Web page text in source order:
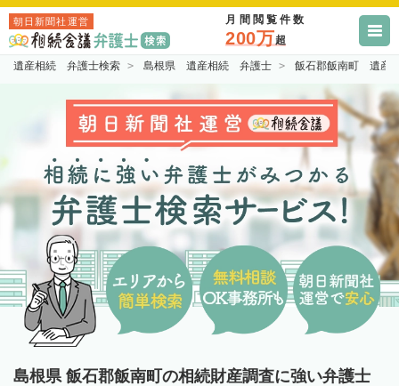
朝日新聞社運営 月間閲覧件数
200万超
遺産相続 弁護士検索 島根県 遺産相続 弁護士 飯石郡飯南町 遺産
島根県 飯石郡飯南町の相続財産調査に強い弁護士